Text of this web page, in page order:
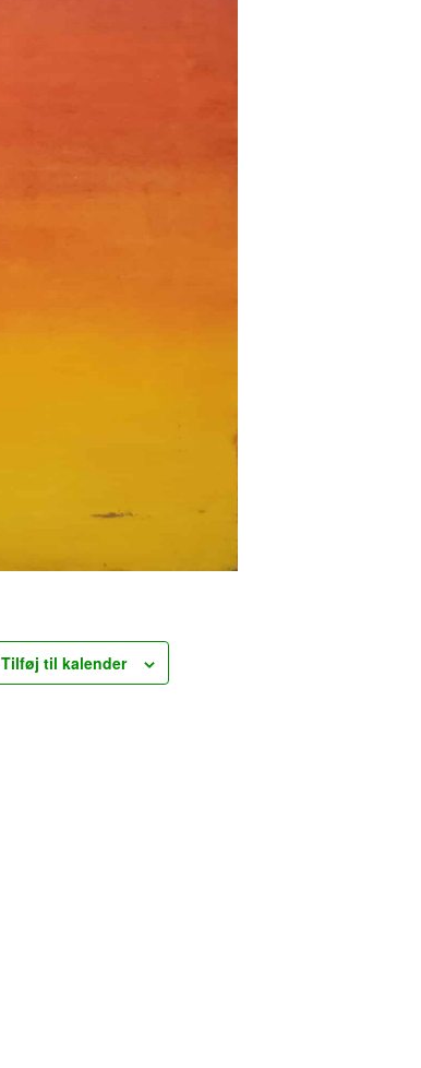
Tilføj til kalender